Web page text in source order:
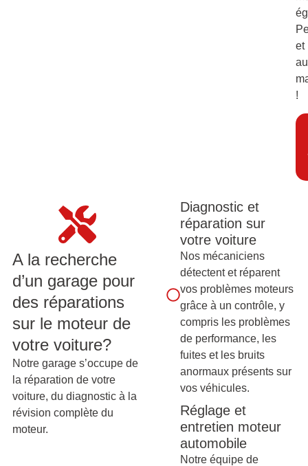
et
!
A la recherche
d’un garage pour
des réparations
sur le moteur de
votre voiture?
Notre garage s’occupe de
la réparation de votre
voiture, du diagnostic à la
révision complète du
moteur.
Diagnostic et
réparation sur
votre voiture
Nos mécaniciens
détectent et réparent
vos problèmes moteurs
grâce à un contrôle, y
compris les problèmes
de performance, les
fuites et les bruits
anormaux présents sur
vos véhicules.
Réglage et
entretien moteur
automobile
Notre équipe de